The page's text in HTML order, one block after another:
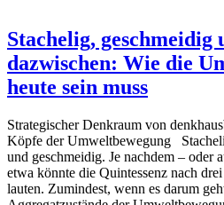
Stachelig, geschmeidig
dazwischen: Wie die
heute sein muss
Strategischer Denkraum von
Köpfe der Umweltbewegung
und geschmeidig. Je nachdem – oder
etwa könnte die Quintessenz nach
lauten. Zumindest, wenn es darum